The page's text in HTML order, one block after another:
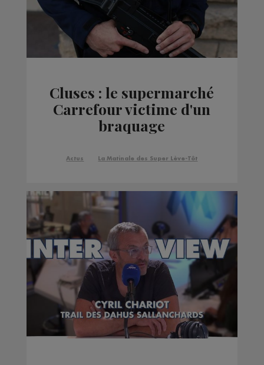
Cluses : le supermarché
Carrefour victime d'un
braquage
Actus La Matinale des Super Lève-Tôt